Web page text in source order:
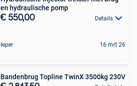
en hydraulische pomp
€ 550,00 Details
Ieper 16 mrt 26
Bandenbrug Topline TwinX 3500kg 230V